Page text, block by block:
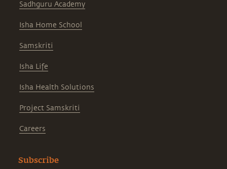
Sadhguru Academy
Isha Home School
Samskriti
Isha Life
Isha Health Solutions
Project Samskriti
Careers
Subscribe